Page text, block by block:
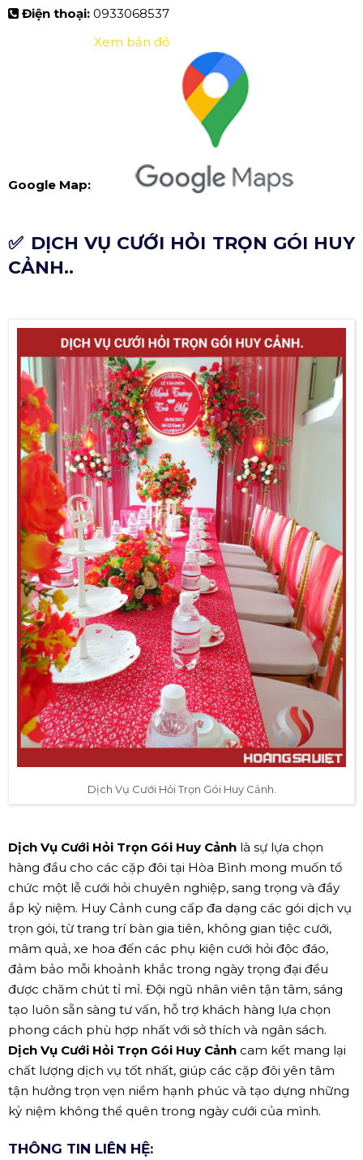
Điện thoại: 0933068537
Google Map:
Xem bản đồ
✅ DỊCH VỤ CƯỚI HỎI TRỌN GÓI HUY
CẢNH..
Dịch Vụ Cưới Hỏi Trọn Gói Huy Cảnh.
Dịch Vụ Cưới Hỏi Trọn Gói Huy Cảnh là sự lựa chọn
hàng đầu cho các cặp đôi tại Hòa Bình mong muốn tổ
chức một lễ cưới hỏi chuyên nghiệp, sang trọng và đầy
ắp kỷ niệm. Huy Cảnh cung cấp đa dạng các gói dịch vụ
trọn gói, từ trang trí bàn gia tiên, không gian tiệc cưới,
mâm quả, xe hoa đến các phụ kiện cưới hỏi độc đáo,
đảm bảo mỗi khoảnh khắc trong ngày trọng đại đều
được chăm chút tỉ mỉ. Đội ngũ nhân viên tận tâm, sáng
tạo luôn sẵn sàng tư vấn, hỗ trợ khách hàng lựa chọn
phong cách phù hợp nhất với sở thích và ngân sách.
Dịch Vụ Cưới Hỏi Trọn Gói Huy Cảnh cam kết mang lại
chất lượng dịch vụ tốt nhất, giúp các cặp đôi yên tâm
tận hưởng trọn vẹn niềm hạnh phúc và tạo dựng những
kỷ niệm không thể quên trong ngày cưới của mình.
THÔNG TIN LIÊN HỆ: